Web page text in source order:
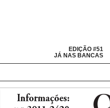
EDIÇÃO #51
JÁ NAS BANCAS